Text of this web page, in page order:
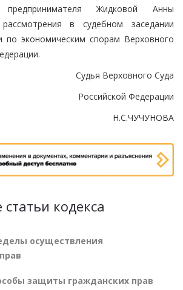
предпринимателя Жидковой Анны
в судебном заседании
по экономическим спорам Верховного
Судья Верховного Суда
Российской Федерации
Н.С.ЧУЧУНОВА
кодекса
осуществления
защиты гражданских прав